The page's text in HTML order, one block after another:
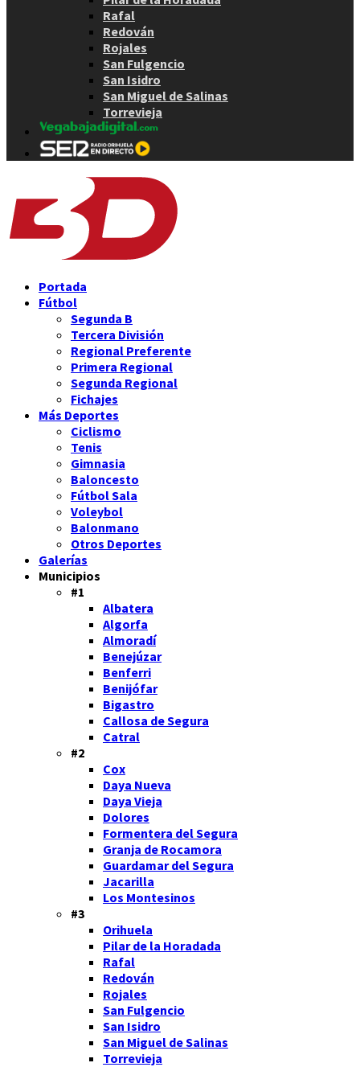
Rafal
Redován
Rojales
San Fulgencio
San Isidro
San Miguel de Salinas
Torrevieja
Portada
Fútbol
Segunda B
Tercera División
Regional Preferente
Primera Regional
Segunda Regional
Fichajes
Más Deportes
Ciclismo
Tenis
Gimnasia
Baloncesto
Fútbol Sala
Voleybol
Balonmano
Otros Deportes
Galerías
Municipios
#1
Albatera
Algorfa
Almoradí
Benejúzar
Benferri
Benijófar
Bigastro
Callosa de Segura
Catral
#2
Cox
Daya Nueva
Daya Vieja
Dolores
Formentera del Segura
Granja de Rocamora
Guardamar del Segura
Jacarilla
Los Montesinos
#3
Orihuela
Pilar de la Horadada
Rafal
Redován
Rojales
San Fulgencio
San Isidro
San Miguel de Salinas
Torrevieja